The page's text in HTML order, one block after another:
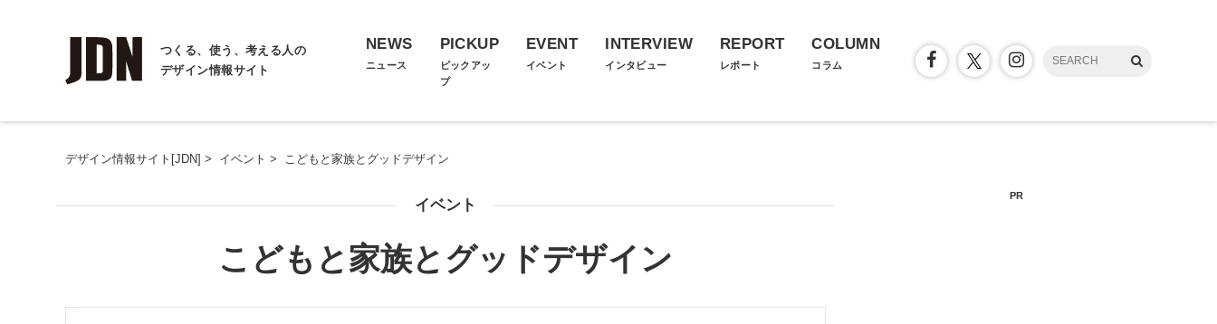
つくる、使う、考える人の
デザイン情報サイト
NEWS
ニュース
PICKUP
ピックアッ
プ
EVENT
イベント
INTERVIEW
インタビュー
REPORT
レポート
COLUMN
コラム
デザイン情報サイト[JDN] > イベント > こどもと家族とグッドデザイン
イベント
こどもと家族とグッドデザイン
PR